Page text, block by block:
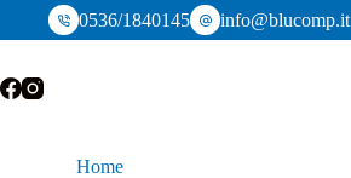
0536/1840145 info@blucomp.it
Home